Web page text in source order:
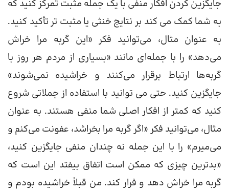
جایگزین کردن افکار منفی با یک جمله مثبت تمرکز کنید که
به شما کمک می کند بر نتایج خنثی یا مثبت تر تأکید کنید.
به عنوان مثال، می‌توانید فکر «این گربه مرا خراش
می‌دهد» را با جمله‌ای مانند «بسیاری از مردم هر روز با
گربه‌ها ارتباط برقرار می‌کنند و خراشیده نمی‌شوند»
جایگزین کنید. حتی می توانید با استفاده از جملاتی شروع
کنید که کمتر از افکار اصلی شما منفی هستند. به عنوان
مثال، می‌توانید فکر «اگر گربه مرا بخراشد، عفونت می‌کنم و
می‌میرم» را با این جمله نه چندان منفی جایگزین کنید،
«بدترین چیزی که ممکن است اتفاق بیفتد این است که
گربه مرا خراش دهد و فرار کند. من قبلاً خراشیده بودم و